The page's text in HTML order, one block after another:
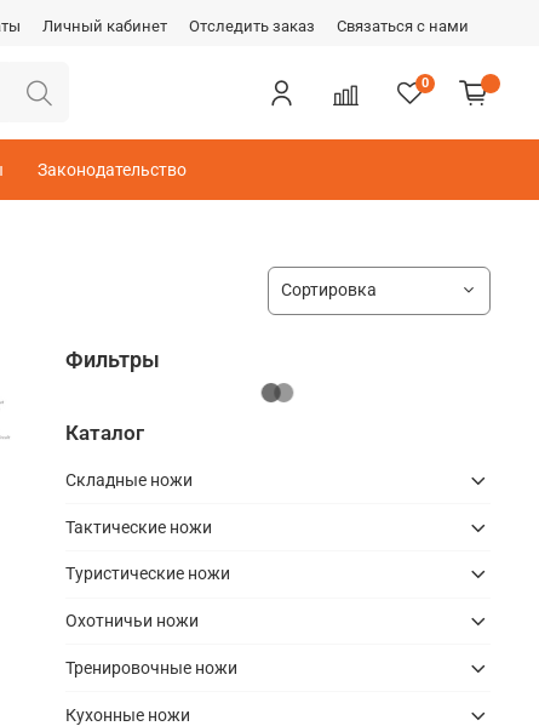
Личный кабинет Отследить заказ Связаться с нами
0
Законодательство
Фильтры
Каталог
Складные ножи
Тактические ножи
Туристические ножи
Охотничьи ножи
Тренировочные ножи
Кухонные ножи